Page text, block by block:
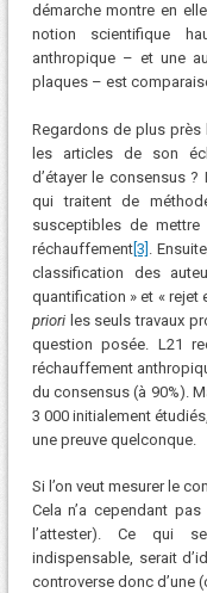
démarche montre en
notion scientifique
anthropique – et une
plaques – est
Regardons de plus près
les articles de son
d’étayer le consensus ?
qui traitent de
susceptibles de
réchauffement[3] .
classification des
quantification » et «
prioriles seuls travaux
question posée. L21
réchauffement
du consensus (à 90%).
3 000 initialement
une preuve quelconque.
Si l’on veut mesurer le
Cela n’a cependant
l’attester). Ce qui
indispensable, serait
controverse donc d’une